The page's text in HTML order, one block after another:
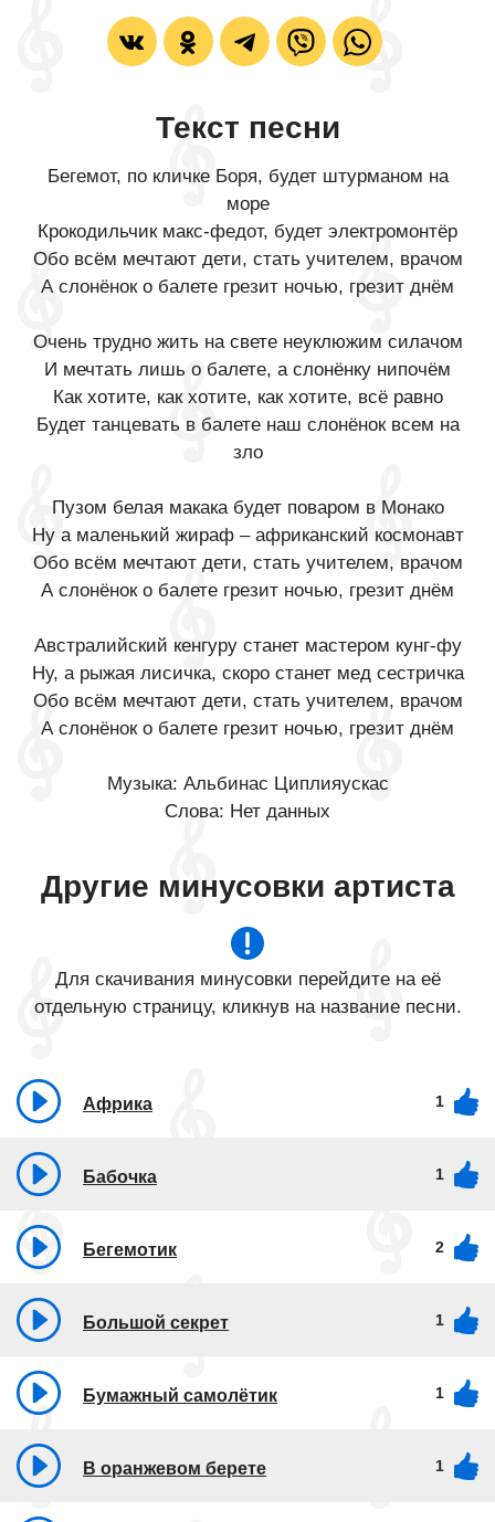
Текст песни
Бегемот, по кличке Боря, будет штурманом на
море
Крокодильчик макс-федот, будет электромонтёр
Обо всём мечтают дети, стать учителем, врачом
А слонёнок о балете грезит ночью, грезит днём
Очень трудно жить на свете неуклюжим силачом
И мечтать лишь о балете, а слонёнку нипочём
Как хотите, как хотите, как хотите, всё равно
Будет танцевать в балете наш слонёнок всем на
зло
Пузом белая макака будет поваром в Монако
Ну а маленький жираф – африканский космонавт
Обо всём мечтают дети, стать учителем, врачом
А слонёнок о балете грезит ночью, грезит днём
Австралийский кенгуру станет мастером кунг-фу
Ну, а рыжая лисичка, скоро станет мед сестричка
Обо всём мечтают дети, стать учителем, врачом
А слонёнок о балете грезит ночью, грезит днём
Музыка: Альбинас Циплияускас
Слова: Нет данных
Другие минусовки артиста
Для скачивания минусовки перейдите на её
отдельную страницу, кликнув на название песни.
Африка 1
Бабочка 1
Бегемотик 2
Большой секрет 1
Бумажный самолётик 1
В оранжевом берете 1